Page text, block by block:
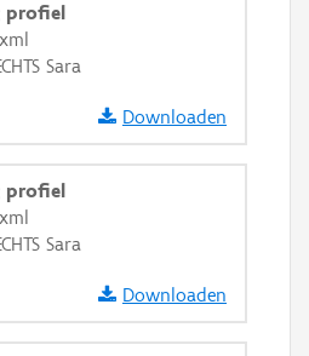
profiel
Sara
Downloaden
profiel
Sara
Downloaden